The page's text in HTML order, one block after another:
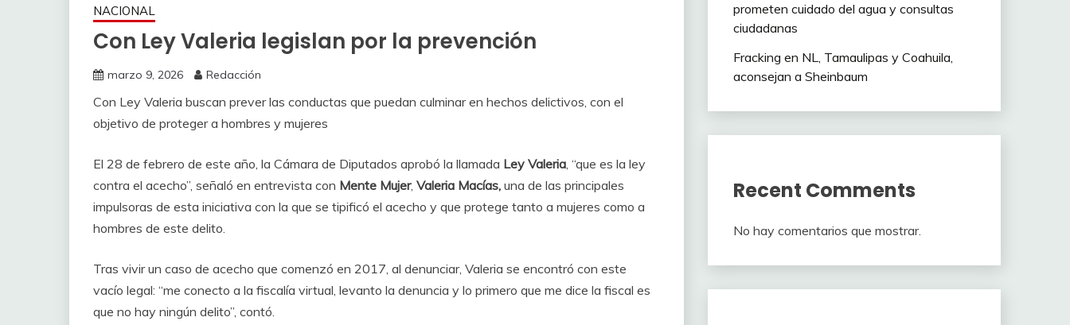
NACIONAL
Con Ley Valeria legislan por la prevención
marzo 9, 2026 Redacción
Con Ley Valeria buscan prever las conductas que puedan culminar en hechos delictivos, con el
objetivo de proteger a hombres y mujeres
El 28 de febrero de este año, la Cámara de Diputados aprobó la llamada Ley Valeria, “que es la ley
contra el acecho”, señaló en entrevista con Mente Mujer, Valeria Macías, una de las principales
impulsoras de esta iniciativa con la que se tipificó el acecho y que protege tanto a mujeres como a
hombres de este delito.
Tras vivir un caso de acecho que comenzó en 2017, al denunciar, Valeria se encontró con este
vacío legal: “me conecto a la fiscalía virtual, levanto la denuncia y lo primero que me dice la fiscal es
que no hay ningún delito”, contó.
prometen cuidado del agua y consultas
ciudadanas
Fracking en NL, Tamaulipas y Coahuila,
aconsejan a Sheinbaum
Recent Comments
No hay comentarios que mostrar.